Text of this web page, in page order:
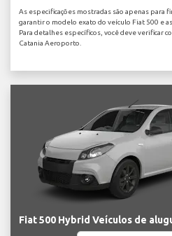
As especificações mostradas são apenas para
garantir o modelo exato do veículo Fiat 500 e
Para detalhes específicos, você deve verificar
Catania Aeroporto.
Fiat 500 Hybrid Veículos de